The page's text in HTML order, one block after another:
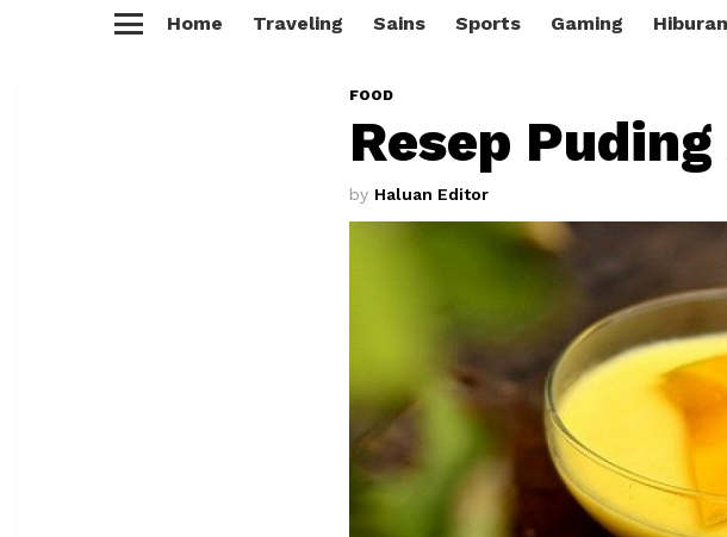
Home Traveling Sains Sports Gaming Hiburan
FOOD
Resep
by Haluan Editor